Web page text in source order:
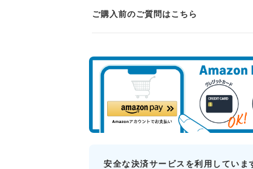
ご購入前のご質問はこちら
安全な決済サービスを利用していま